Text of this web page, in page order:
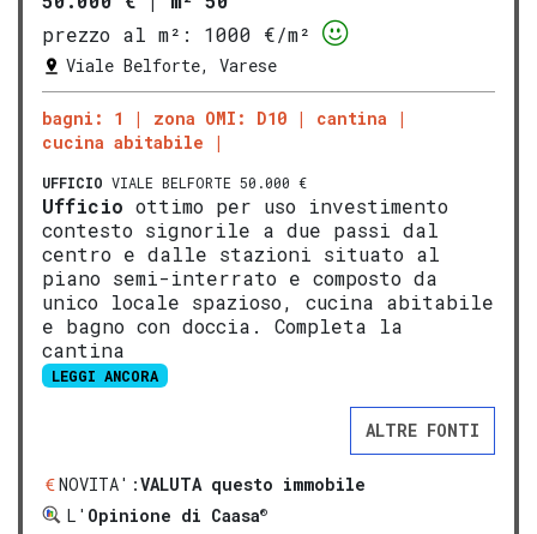
prezzo al m²:
1000 €/m²
Viale Belforte, Varese
bagni: 1 zona OMI: D10
cantina
cucina abitabile
UFFICIO VIALE BELFORTE 50.000 €
Ufficio ottimo per uso investimento
contesto signorile a due passi dal
centro e dalle stazioni situato al
piano semi-interrato e composto da
unico locale spazioso, cucina abitabile
e bagno con doccia. Completa la
cantina
LEGGI ANCORA
ALTRE FONTI
NOVITA':VALUTA questo immobile
L' Opinione di Caasa®